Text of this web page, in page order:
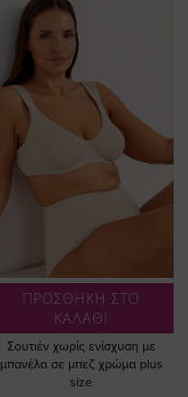
ΠΡΟΣΘΗΚΗ ΣΤΟ
ΚΑΛΑΘΙ
Σουτιέν χωρίς ενίσχυση με
μπανέλα σε μπεζ χρώμα plus
size